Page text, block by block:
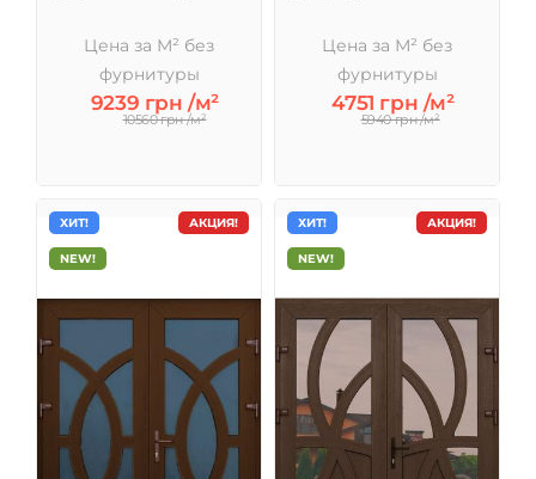
Цена за М² без
фурнитуры
9239 грн /м²
10560 грн /м²
Цена за М² без
фурнитуры
4751 грн /м²
5940 грн /м²
АКЦИЯ!
ХИТ!
NEW!
АКЦИЯ!
ХИТ!
NEW!